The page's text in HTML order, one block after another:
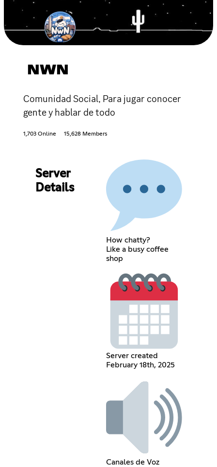
NWN
Comunidad Social, Para jugar conocer
gente y hablar de todo
1,703 Online 15,628 Members
Server
Details
How chatty?
Like a busy coffee
shop
Server created
February 18th, 2025
Canales de Voz